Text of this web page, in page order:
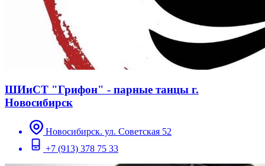
ШИиСТ "Грифон" - парные танцы г.
Новосибирск
Новосибирск. ул. Советская 52
+7 (913) 378 75 33